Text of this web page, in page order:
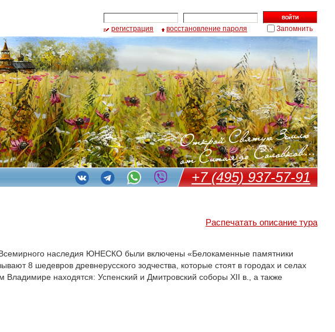
регистрация восстановление пароля Запомнить
+7 (495) 937-57-91
Распечатать описание тура
Всемирного наследия ЮНЕСКО были включены «Белокаменные памятники
8 шедевров древнерусского зодчества, которые стоят в городах и селах
Владимире находятся: Успенский и Дмитровский соборы XII в., а также